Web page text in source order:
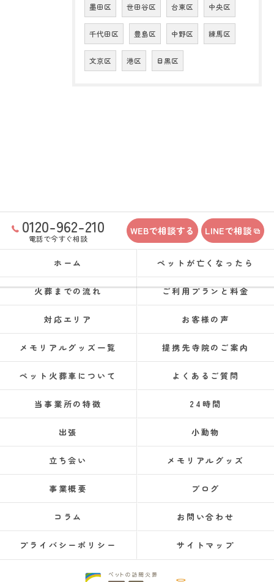
墨田区 世田谷区 台東区 中央区
千代田区 豊島区 中野区 練馬区
文京区 港区 目黒区
0120-962-210
電話で今すぐ相談
WEBで相談する LINEで相談
ホーム ペットが亡くなったら
火葬までの流れ ご利用プランと料金
対応エリア お客様の声
メモリアルグッズ一覧 提携先寺院のご案内
ペット火葬車について よくあるご質問
当事業所の特徴 24時間
出張 小動物
立ち会い メモリアルグッズ
事業概要 ブログ
コラム お問い合わせ
プライバシーポリシー サイトマップ